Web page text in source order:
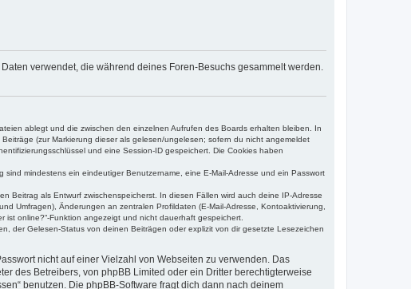
verwendet, die während deines Foren-Besuchs gesammelt werden.
ablegt und die zwischen den einzelnen Aufrufen des Boards erhalten bleiben. In
(zur Markierung dieser als gelesen/ungelesen; sofern du nicht angemeldet
und eine Session-ID gespeichert. Die Cookies haben
mindestens ein eindeutiger Benutzername, eine E-Mail-Adresse und ein Passwort
Beitrag als Entwurf zwischenspeicherst. In diesen Fällen wird auch deine IP-Adresse
Umfragen), Änderungen an zentralen Profildaten (E-Mail-Adresse, Kontoaktivierung,
ist online?“-Funktion angezeigt und nicht dauerhaft gespeichert.
der Gelesen-Status von deinen Beiträgen oder explizit von dir gesetzte Lesezeichen
nicht auf einer Vielzahl von Webseiten zu verwenden. Das
des Betreibers, von phpBB Limited oder ein Dritter berechtigterweise
benutzen. Die phpBB-Software fragt dich dann nach deinem